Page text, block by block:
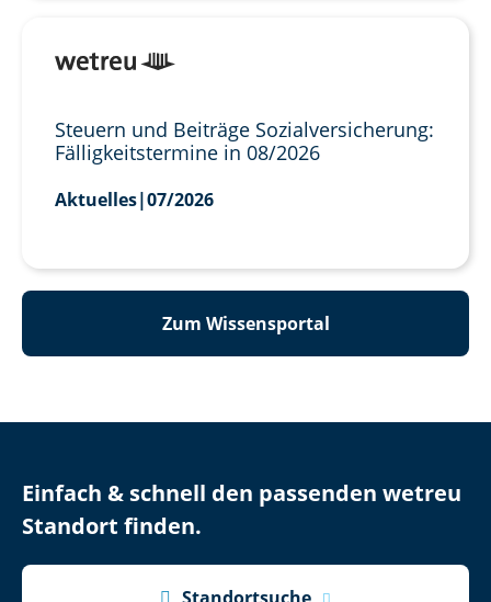
Steuern und Beiträge Sozialversicherung:
Fälligkeitstermine in 08/2026
Aktuelles|07/2026
Zum Wissensportal
Einfach & schnell den passenden wetreu
Standort finden.